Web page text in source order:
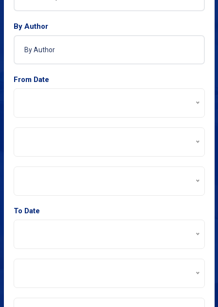
By Author
From Date
To Date